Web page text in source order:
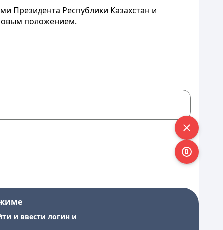
Президента Республики Казахстан и
положением.
и ввести логин и